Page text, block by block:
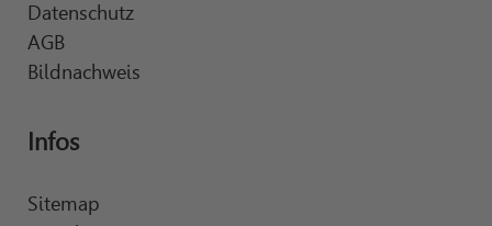
Datenschutz
AGB
Bildnachweis
Infos
Sitemap